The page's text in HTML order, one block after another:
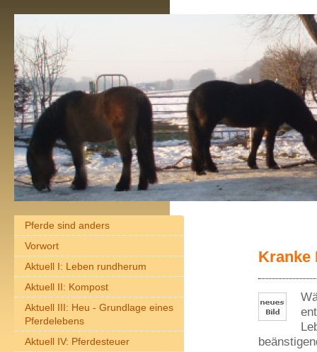
Kranke
Pferde sind anders
Vorwort
Aktuell I: Leben rundherum
Aktuell II: Kompost
Aktuell III: Heu - Grundlage eines
Pferdelebens
Aktuell IV: Pferdesteuer